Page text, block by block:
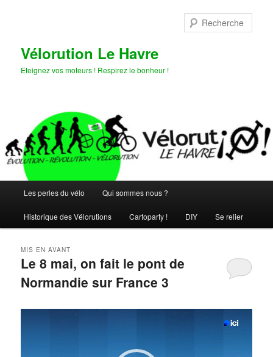
Vélorution Le Havre
Eteignez vos moteurs ! Respirez le bonheur !
principal
Les perles du vélo Qui sommes nous ?
Historique des Vélorutions Cartoparty ! DIY Se relier
Le 8 mai, on fait le pont de
Normandie sur France 3
MIS EN AVANT